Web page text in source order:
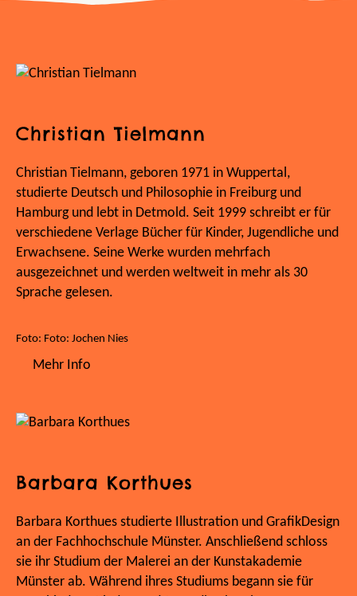
Christian Tielmann
Christian Tielmann, geboren 1971 in Wuppertal,
studierte Deutsch und Philosophie in Freiburg und
Hamburg und lebt in Detmold. Seit 1999 schreibt er für
verschiedene Verlage Bücher für Kinder, Jugendliche und
Erwachsene. Seine Werke wurden mehrfach
ausgezeichnet und werden weltweit in mehr als 30
Sprache gelesen.
Foto: Foto: Jochen Nies
Mehr Info
Barbara Korthues
Barbara Korthues studierte Illustration und GrafikDesign
an der Fachhochschule Münster. Anschließend schloss
sie ihr Studium der Malerei an der Kunstakademie
Münster ab. Während ihres Studiums begann sie für